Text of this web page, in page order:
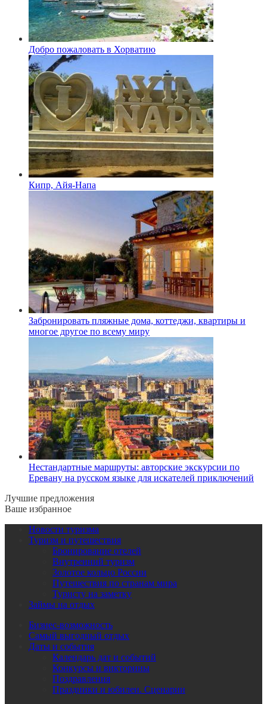
Добро пожаловать в Хорватию
Кипр, Айя-Напа
Забронировать пляжные дома, коттеджи, квартиры и
многое другое по всему миру
Нестандартные маршруты: авторские экскурсии по
Еревану на русском языке для искателей приключений
Лучшие предложения
Ваше избранное
Новости туризма
Туризм и путешествия
Бронирование отелей
Внутренний туризм
Золотое кольцо России
Путешествия по странам мира
Туристу на заметку
Займы на отдых
Бизнес-возможность
Самый выгодный отдых
Даты и события
Календарь дат и событий
Конкурсы и викторины
Поздравления
Праздники и юбилеи. Сценарии